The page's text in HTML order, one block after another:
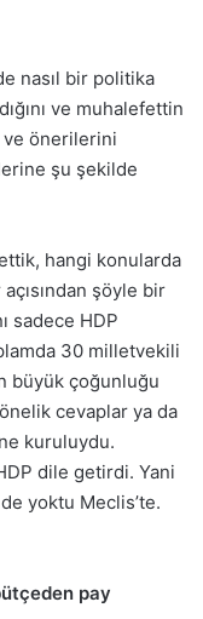
nasıl bir politika
ve muhalefettin
önerilerini
şu şekilde
hangi konularda
şöyle bir
sadece HDP
30 milletvekili
büyük çoğunluğu
cevaplar ya da
kuruluydu.
dile getirdi. Yani
yoktu Meclis’te.
pay